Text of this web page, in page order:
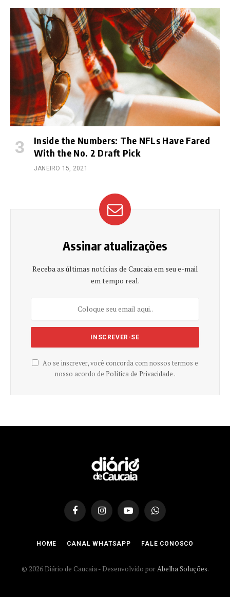
Inside the Numbers: The NFLs Have Fared
With the No. 2 Draft Pick
JANEIRO 15, 2021
Assinar atualizações
Receba as últimas notícias de Caucaia em seu e-mail
em tempo real.
Ao se inscrever, você concorda com nossos termos e
nosso acordo de Política de Privacidade .
FacebookInstagramYouTubeWhatsApp
HOME CANAL WHATSAPP FALE CONOSCO
© 2026 Diário de Caucaia - Desenvolvido porAbelha Soluções.